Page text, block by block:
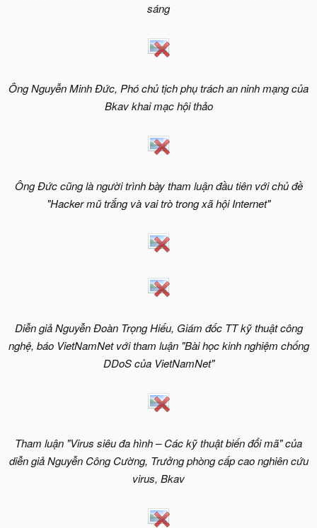
sáng
Ông Nguyễn Minh Đức, Phó chủ tịch phụ trách an ninh mạng của
Bkav khai mạc hội thảo
Ông Đức cũng là người trình bày tham luận đầu tiên với chủ đề
"Hacker mũ trắng và vai trò trong xã hội Internet"
Diễn giả Nguyễn Đoàn Trọng Hiếu, Giám đốc TT kỹ thuật công
nghệ, báo VietNamNet với tham luận "Bài học kinh nghiệm chống
DDoS của VietNamNet"
Tham luận "Virus siêu đa hình – Các kỹ thuật biến đổi mã" của
diễn giả Nguyễn Công Cường, Trưởng phòng cấp cao nghiên cứu
virus, Bkav